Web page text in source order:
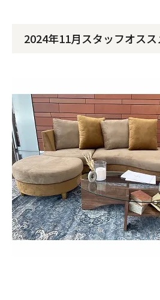
2024年11月スタッフオスス